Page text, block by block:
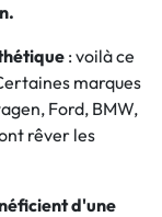
: voilà ce
marques
Ford, BMW,
rêver les
d'une